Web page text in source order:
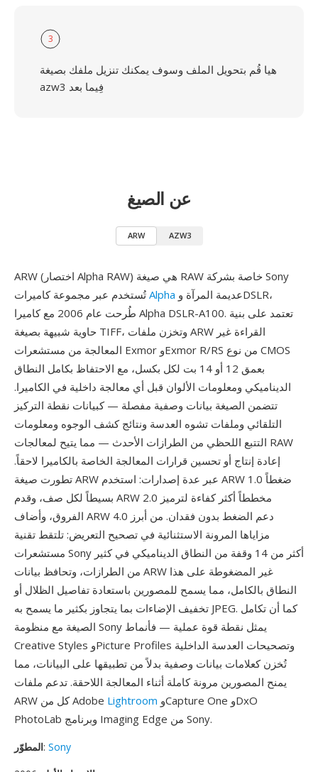
3
هيا قُم بتحويل الملف وسوف يمكنك تنزيل ملفك بصيغة
azw3 فِيما بعد
عن الصيغ
ARW AZW3
ARW (اختصار Alpha RAW) هي صيغة RAW خاصة بشركة Sony
Alpha
طُرحت عام 2006 مع كاميرا Alpha DSLR-A100. تعتمد على بنية
حاوية شبيهة بصيغة TIFF، وتخزن ملفات ARW القراءة غير
المعالجة من مستشعرات Exmor وExmor R/RS من نوع CMOS
بعمق 12 أو 14 بت لكل بكسل، مع الاحتفاظ بكامل النطاق
الديناميكي ومعلومات الألوان قبل أي معالجة داخلية في الكاميرا.
تتضمن الصيغة بيانات وصفية مفصلة — كبيانات نقطة التركيز
التلقائي وملفات تشوه العدسة ونتائج كشف الوجوه ومعلومات
التتبع اللحظي من الطرازات الأحدث — مما يتيح لمعالجات RAW
إعادة إنتاج أو تحسين قرارات المعالجة الخاصة بالكاميرا لاحقاً.
تطورت صيغة ARW عبر عدة إصدارات: استخدم ARW 1.0 ضغطاً
بسيطاً لكل صف، وقدم ARW 2.0 مخططاً أكثر كفاءة لترميز
الفروق، وأضاف ARW 4.0 دعم الضغط بدون فقدان. من أبرز
مزاياها المرونة الاستثنائية في تصحيح التعريض: تلتقط تقنية
مستشعرات Sony أكثر من 14 وقفة من النطاق الديناميكي في كثير
من الطرازات، وتحافظ بيانات ARW غير المضغوطة على هذا
النطاق بالكامل، مما يسمح للمصورين باستعادة تفاصيل الظلال أو
تخفيف الإضاءات بما يتجاوز بكثير ما يسمح به JPEG. كما أن تكامل
الصيغة مع منظومة Sony يمثل نقطة قوة عملية — فأنماط
Creative Styles وPicture Profiles وتصحيحات العدسة الداخلية
تُخزن كعلامات بيانات وصفية بدلاً من تطبيقها على البيانات، مما
يمنح المصورين مرونة كاملة أثناء المعالجة اللاحقة. تدعم ملفات
ARW كل من Adobe Lightroom
PhotoLab وبرنامج Imaging Edge من Sony.
المطوّر: Sony